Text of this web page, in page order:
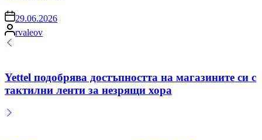
on 29.06.2026
Posted
by
rvaleov
Yettel подобрява достъпността на магазините си с
тактилни ленти за незрящи хора